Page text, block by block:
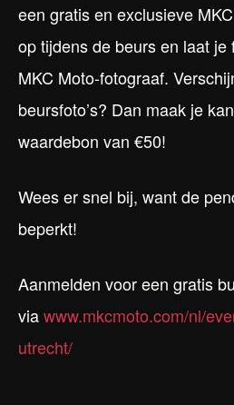
een gratis en exclusieve
op tijdens de beurs en laat
MKC Moto-fotograaf.
beursfoto’s? Dan maak je
waardebon van €50!
Wees er snel bij, want de
beperkt!
Aanmelden voor een gratis
viawww.mkcmoto.com/nl/
utrecht/